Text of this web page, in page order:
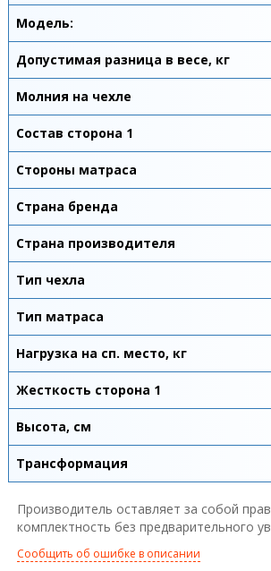
Модель:
Допустимая разница в весе, кг
Молния на чехле
Состав сторона 1
Стороны матраса
Страна бренда
Страна производителя
Тип чехла
Тип матраса
Нагрузка на сп. место, кг
Жесткость сторона 1
Высота, см
Трансформация
Производитель оставляет за собой
комплектность без предварительного
Сообщить об ошибке в описании